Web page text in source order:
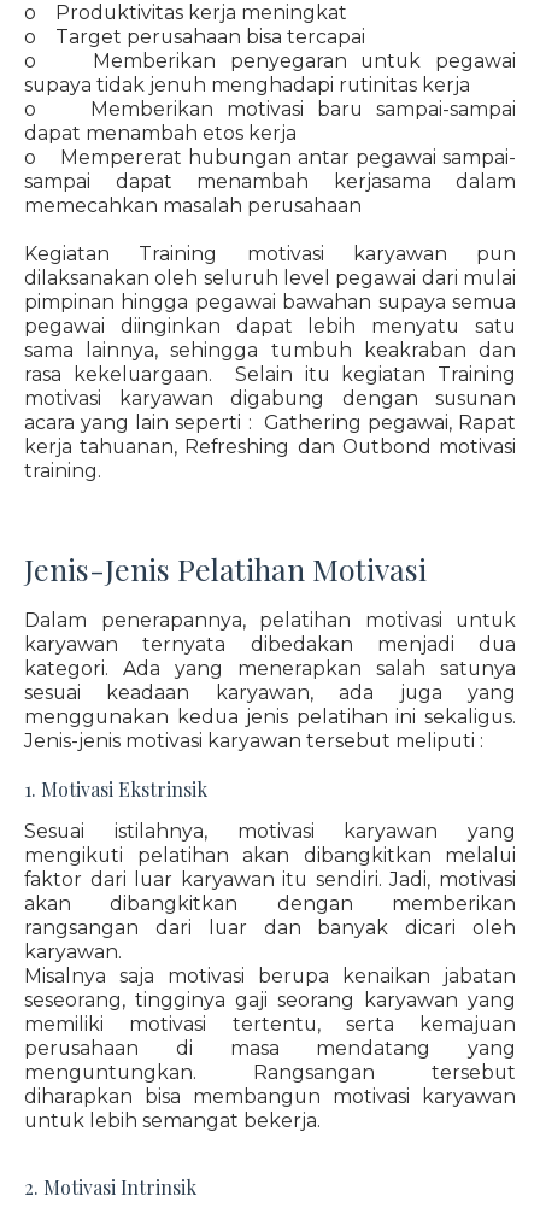
o Produktivitas kerja meningkat
o Target perusahaan bisa tercapai
o Memberikan penyegaran untuk pegawai
supaya tidak jenuh menghadapi rutinitas kerja
o Memberikan motivasi baru sampai-sampai
dapat menambah etos kerja
o Mempererat hubungan antar pegawai sampai-
sampai dapat menambah kerjasama dalam
memecahkan masalah perusahaan
Kegiatan Training motivasi karyawan pun
dilaksanakan oleh seluruh level pegawai dari mulai
pimpinan hingga pegawai bawahan supaya semua
pegawai diinginkan dapat lebih menyatu satu
sama lainnya, sehingga tumbuh keakraban dan
rasa kekeluargaan. Selain itu kegiatan Training
motivasi karyawan digabung dengan susunan
acara yang lain seperti : Gathering pegawai, Rapat
kerja tahuanan, Refreshing dan Outbond motivasi
training.
Jenis-Jenis Pelatihan Motivasi
Dalam penerapannya, pelatihan motivasi untuk
karyawan ternyata dibedakan menjadi dua
kategori. Ada yang menerapkan salah satunya
sesuai keadaan karyawan, ada juga yang
menggunakan kedua jenis pelatihan ini sekaligus.
Jenis-jenis motivasi karyawan tersebut meliputi :
1. Motivasi Ekstrinsik
Sesuai istilahnya, motivasi karyawan yang
mengikuti pelatihan akan dibangkitkan melalui
faktor dari luar karyawan itu sendiri. Jadi, motivasi
akan dibangkitkan dengan memberikan
rangsangan dari luar dan banyak dicari oleh
karyawan.
Misalnya saja motivasi berupa kenaikan jabatan
seseorang, tingginya gaji seorang karyawan yang
memiliki motivasi tertentu, serta kemajuan
perusahaan di masa mendatang yang
menguntungkan. Rangsangan tersebut
diharapkan bisa membangun motivasi karyawan
untuk lebih semangat bekerja.
2. Motivasi Intrinsik